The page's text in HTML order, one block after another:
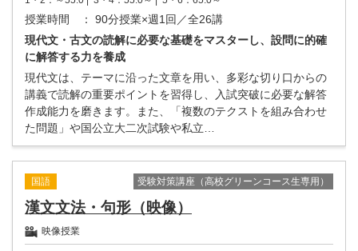
授業時間
： 90分授業×週1回／全26講
現代文・古文の読解に必要な基礎をマスターし、設問に的確
に解答する力を養成
現代文は、テーマに沿った文章を用い、多彩な切り口からの
講義で読解の重要ポイントを習得し、入試突破に必要な解答
作成能力を磨きます。また、「複数のテクストを組み合わせ
た問題」や国公立大二次試験や私立…
国語 受験対策講座（高校グリーンコース生専用）
漢文文法・句形（映像）
映像授業